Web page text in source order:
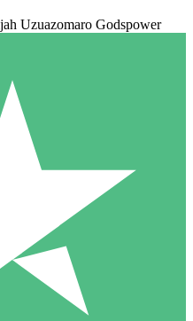
Uzuazomaro Godspower